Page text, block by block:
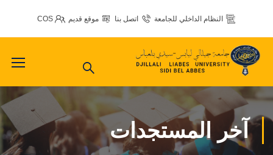
النظام الداخلي للجامعة اتصل بنا موقع قديم COS
آخر المستجدات